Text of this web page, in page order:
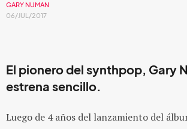
GARY NUMAN
06/JUL/2017
El pionero del synthpop, Gary
estrena sencillo.
Luego de 4 años del lanzamiento del